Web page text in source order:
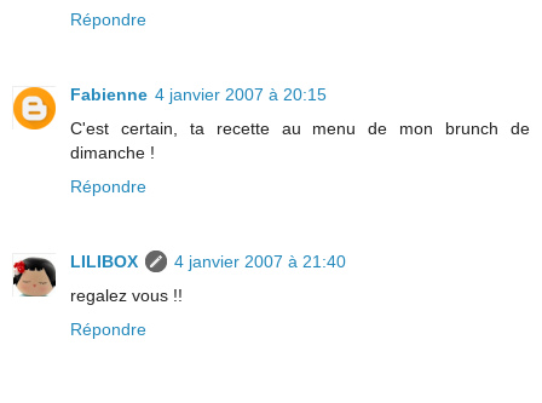
Répondre
Fabienne 4 janvier 2007 à 20:15
C'est certain, ta recette au menu de mon brunch de
dimanche !
Répondre
LILIBOX
4 janvier 2007 à 21:40
regalez vous !!
Répondre